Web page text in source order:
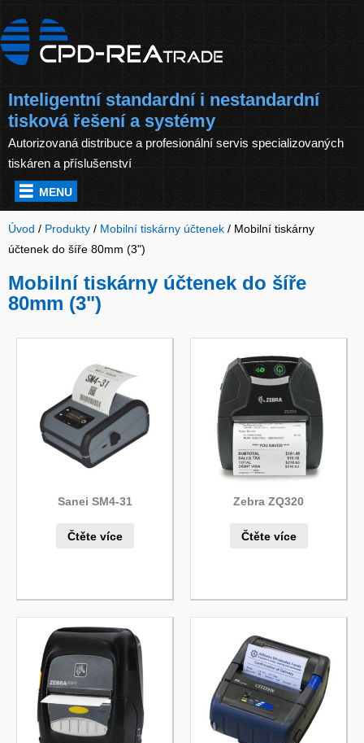
Inteligentní standardní i nestandardní
tisková řešení a systémy
Autorizovaná distribuce a profesionální servis specializovaných
tiskáren a příslušenství
MENU
Úvod / Produkty / Mobilní tiskárny účtenek / Mobilní tiskárny
účtenek do šíře 80mm (3")
Mobilní tiskárny účtenek do šíře
80mm (3")
Sanei SM4-31
Čtěte více
Zebra ZQ320
Čtěte více